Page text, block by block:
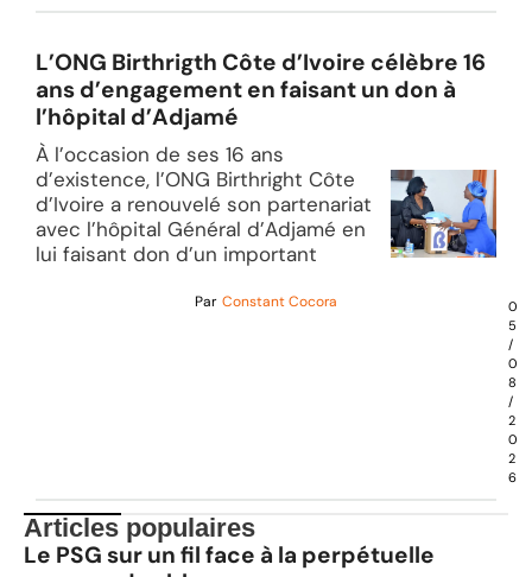
L’ONG Birthrigth Côte d’Ivoire célèbre 16
ans d’engagement en faisant un don à
l’hôpital d’Adjamé
À l’occasion de ses 16 ans
d’existence, l’ONG Birthright Côte
d’Ivoire a renouvelé son partenariat
avec l’hôpital Général d’Adjamé en
lui faisant don d’un important
Par Constant Cocora
0
5
/
0
8
/
2
0
2
6
Articles populaires
Le PSG sur un fil face à la perpétuelle